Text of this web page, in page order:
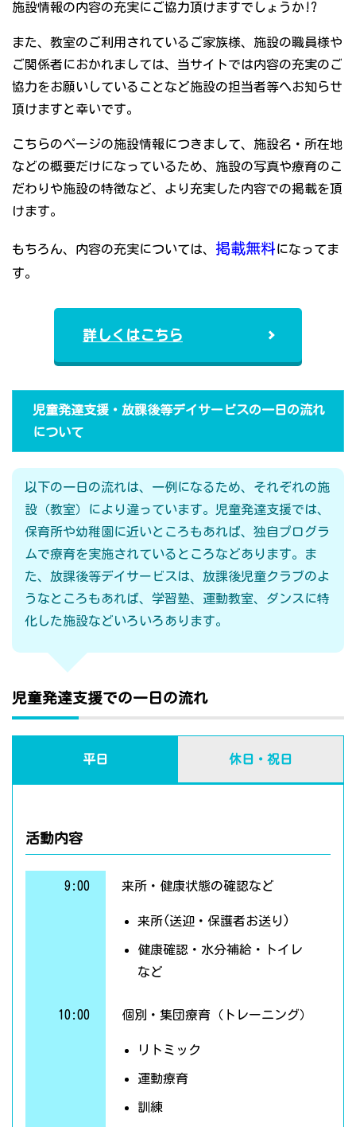
施設情報の内容の充実にご協力頂けますでしょうか!?
また、教室のご利用されているご家族様、施設の職員様や
ご関係者におかれましては、当サイトでは内容の充実のご
協力をお願いしていることなど施設の担当者等へお知らせ
頂けますと幸いです。
こちらのページの施設情報につきまして、施設名・所在地
などの概要だけになっているため、施設の写真や療育のこ
だわりや施設の特徴など、より充実した内容での掲載を頂
けます。
もちろん、内容の充実については、 掲載無料になってま
す。
詳しくはこちら
児童発達支援・放課後等デイサービスの一日の流れ
について
以下の一日の流れは、一例になるため、それぞれの施
設（教室）により違っています。児童発達支援では、
保育所や幼稚園に近いところもあれば、独自プログラ
ムで療育を実施されているところなどあります。ま
た、放課後等デイサービスは、放課後児童クラブのよ
うなところもあれば、学習塾、運動教室、ダンスに特
化した施設などいろいろあります。
児童発達支援での一日の流れ
平日 休日・祝日
活動内容
9:00 来所・健康状態の確認など
来所(送迎・保護者お送り)
健康確認・水分補給・トイレ
など
10:00 個別・集団療育（トレーニング）
リトミック
運動療育
訓練